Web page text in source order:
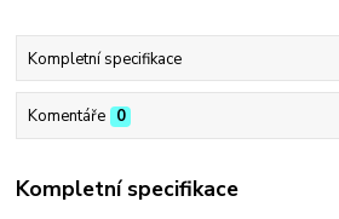
Kompletní specifikace
Komentáře 0
Kompletní specifikace